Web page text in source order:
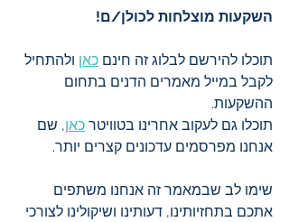
השקעות מוצלחות לכולן/ם!
תוכלו להירשם לבלוג זה חינם כאן ולהתחיל
לקבל במייל מאמרים הדנים בתחום
ההשקעות.
תוכלו גם לעקוב אחרינו בטוויטר כאן, שם
אנחנו מפרסמים עדכונים קצרים יותר.
שימו לב שבמאמר זה אנחנו משתפים
אתכם בתחזיותינו, דעותינו ושיקולינו לצורכי